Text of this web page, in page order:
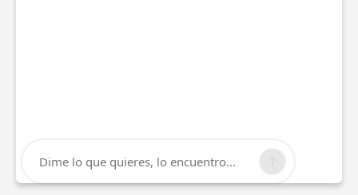
Dime lo que quieres, lo encuentro...